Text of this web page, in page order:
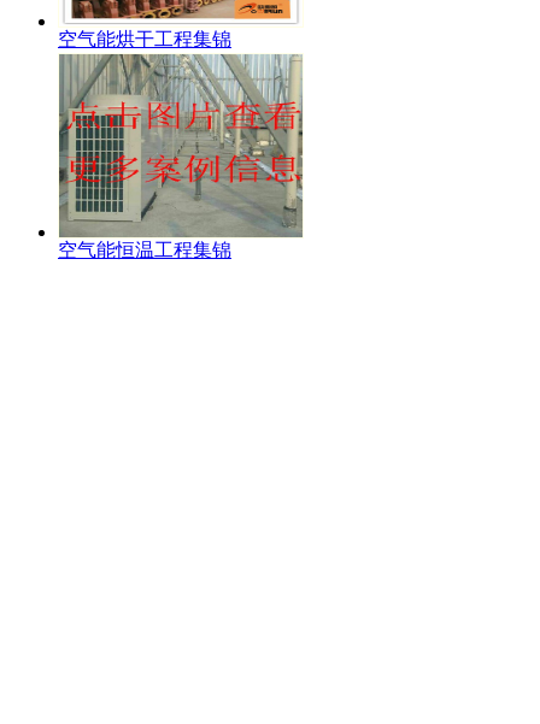
空气能烘干工程集锦
空气能恒温工程集锦